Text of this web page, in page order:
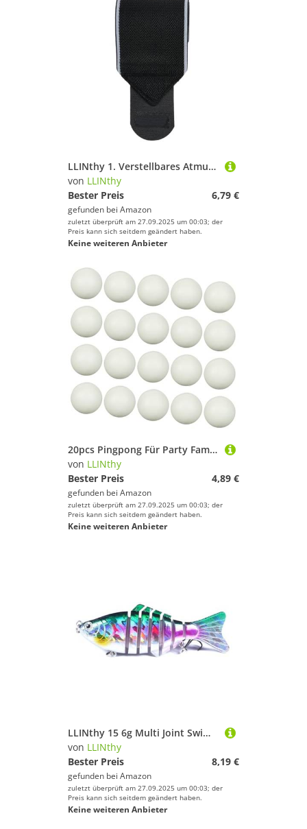
LLINthy 1. Verstellbares Atmungsaktives Handgelenkswick
von LLINthy
Bester Preis
6,79 €
gefunden bei Amazon
zuletzt überprüft am 27.09.2025 um 00:03; der
Preis kann sich seitdem geändert haben.
Keine weiteren Anbieter
20pcs Pingpong Für Party Family School Outdoor Spiel Anfänger Erwachsene Und Athleten Leuchten In Dunklen 40 Mm Tischtennis Globes Nacht Pingpong
von LLINthy
Bester Preis
4,89 €
gefunden bei Amazon
zuletzt überprüft am 27.09.2025 um 00:03; der
Preis kann sich seitdem geändert haben.
Keine weiteren Anbieter
LLINthy 15 6g Multi Joint Swimbaits 10 cm Fischereiköder 7 Segment Künstliche Hardköder Schwimmköder Mit Haken Für Forellen Form
von LLINthy
Bester Preis
8,19 €
gefunden bei Amazon
zuletzt überprüft am 27.09.2025 um 00:03; der
Preis kann sich seitdem geändert haben.
Keine weiteren Anbieter